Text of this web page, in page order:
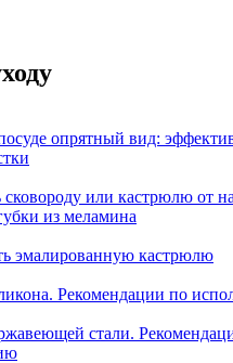
опрятный вид:
или кастрюлю от
из меламина
эмалированную кастрюлю
Рекомендации по
стали.